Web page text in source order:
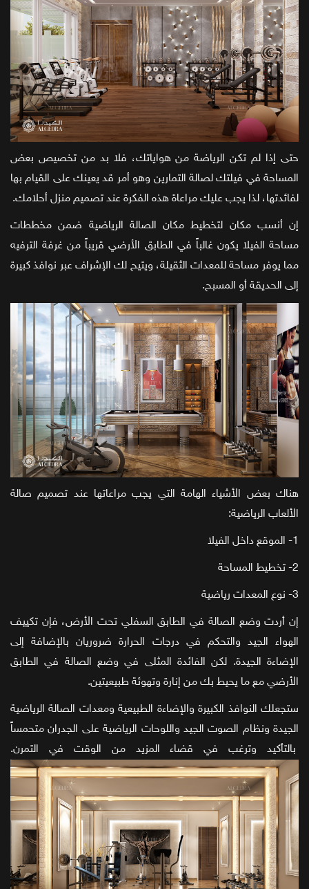
حتى إذا لم تكن الرياضة من هواياتك، فلا بد من تخصيص بعض
المساحة في فيلتك لصالة التمارين وهو أمر قد يعينك على القيام بها
لفائدتها، لذا يجب عليك مراعاة هذه الفكرة عند تصميم منزل أحلامك.
إن أنسب مكان لتخطيط مكان الصالة الرياضية ضمن مخططات
مساحة الفيلا يكون غالباً في الطابق الأرضي قريباً من غرفة الترفيه
مما يوفر مساحة للمعدات الثقيلة، ويتيح لك الإشراف عبر نوافذ كبيرة
إلى الحديقة أو المسبح.
هناك بعض الأشياء الهامة التي يجب مراعاتها عند تصميم صالة
الألعاب الرياضية:
1- الموقع داخل الفيلا
2- تخطيط المساحة
3- نوع المعدات رياضية
إن أردت وضع الصالة في الطابق السفلي تحت الأرض، فإن تكييف
الهواء الجيد والتحكم في درجات الحرارة ضروريان بالإضافة إلى
الإضاءة الجيدة. لكن الفائدة المثلى في وضع الصالة في الطابق
الأرضي مع ما يحيط بك من إنارة وتهوئة طبيعيتين.
ستجعلك النوافذ الكبيرة والإضاءة الطبيعية ومعدات الصالة الرياضية
الجيدة ونظام الصوت الجيد واللوحات الرياضية على الجدران متحمساً
بالتأكيد وترغب في قضاء المزيد من الوقت في التمرن.